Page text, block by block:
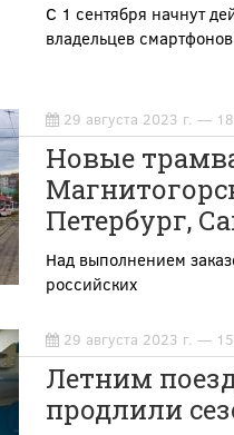
С 1 сентября начнут
владельцев
29 августа 2023 г. —
Новые
Петербург,
Над выполнением
российских
29 августа 2023 г. —
Летним
продлили